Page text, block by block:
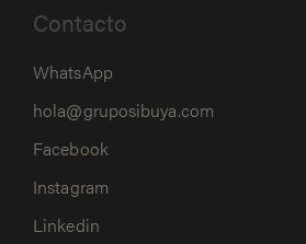
Contacto
WhatsApp
hola@gruposibuya.com
Facebook
Instagram
Linkedin